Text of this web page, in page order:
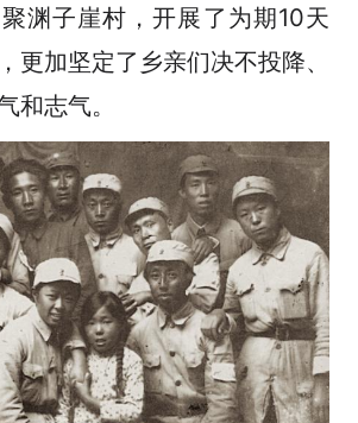
渊子崖村，开展了为期10天
更加坚定了乡亲们决不投降、
和志气。